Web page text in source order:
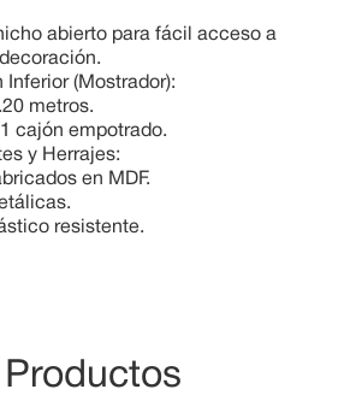
abierto para fácil acceso a
Inferior (Mostrador):
metros.
cajón empotrado.
y Herrajes:
en MDF.
resistente.
Productos